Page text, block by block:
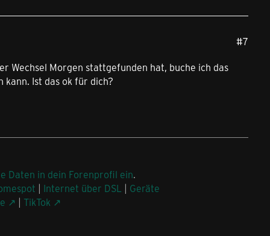
#7
Wechsel Morgen stattgefunden hat, buche ich das
Ist das ok für dich?
Daten in dein Forenprofil ein.
| Internet über DSL | Geräte
| TikTok